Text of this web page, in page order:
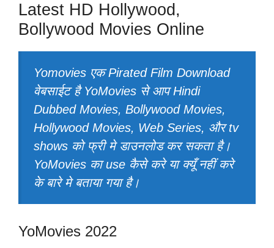
Latest HD Hollywood,
Bollywood Movies Online
Yomovies एक Pirated Film Download
वेबसाईट है YoMovies से आप Hindi
Dubbed Movies, Bollywood Movies,
Hollywood Movies, Web Series, और tv
shows को फ्री मे डाउनलोड कर सकता है।
YoMovies का use कैसे करे या क्यूँ नहीं करे
के बारे मे बताया गया है।
YoMovies 2022